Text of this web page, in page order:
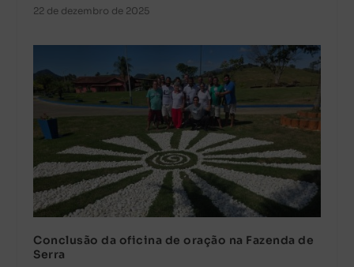
22 de dezembro de 2025
Conclusão da oficina de oração na Fazenda de
Serra